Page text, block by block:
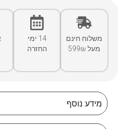
14 ימי
החזרה
משלוח חינם
מעל 599₪
מידע נוסף